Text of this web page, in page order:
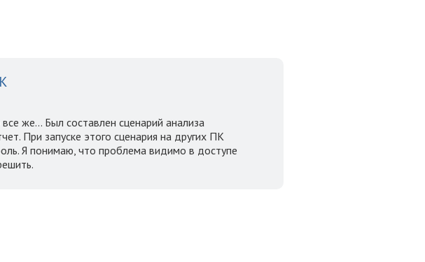
же... Был составлен сценарий анализа
При запуске этого сценария на других ПК
Я понимаю, что проблема видимо в доступе